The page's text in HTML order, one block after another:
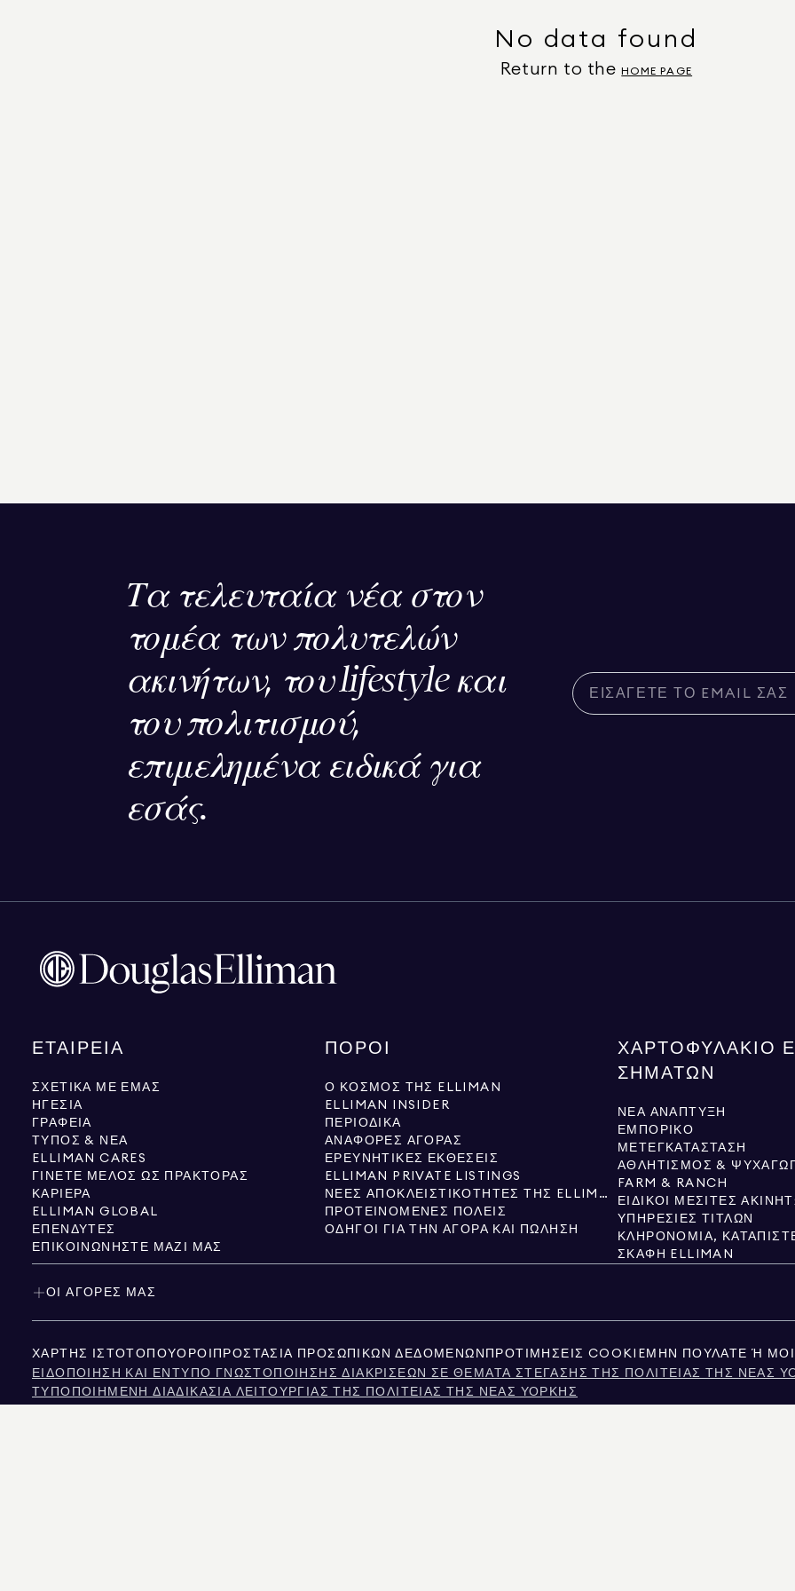
No data found
Return to the HOME PAGE
Τα τελευταία νέα στον
τομέα των πολυτελών
ακινήτων, του lifestyle και
του πολιτισμού,
επιμελημένα ειδικά για
εσάς.
ΕΤΑΙΡΕΊΑ
ΣΧΕΤΙΚΆ ΜΕ ΕΜΆΣ
ΗΓΕΣΊΑ
ΓΡΑΦΕΊΑ
ΤΎΠΟΣ & ΝΈΑ
ELLIMAN CARES
ΓΊΝΕΤΕ ΜΈΛΟΣ ΩΣ ΠΡΆΚΤΟΡΑΣ
ΚΑΡΙΈΡΑ
ELLIMAN GLOBAL
ΕΠΕΝΔΥΤΈΣ
ΕΠΙΚΟΙΝΩΝΉΣΤΕ ΜΑΖΊ ΜΑΣ
ΠΌΡΟΙ
Ο ΚΌΣΜΟΣ ΤΗΣ ELLIMAN
ELLIMAN INSIDER
ΠΕΡΙΟΔΙΚΆ
ΑΝΑΦΟΡΈΣ ΑΓΟΡΆΣ
ΕΡΕΥΝΗΤΙΚΈΣ ΕΚΘΈΣΕΙΣ
ELLIMAN PRIVATE LISTINGS
ΝΈΕΣ ΑΠΟΚΛΕΙΣΤΙΚΌΤΗΤΕΣ ΤΗΣ ELLIMAN
ΠΡΟΤΕΙΝΌΜΕΝΕΣ ΠΌΛΕΙΣ
ΟΔΗΓΟΊ ΓΙΑ ΤΗΝ ΑΓΟΡΆ ΚΑΙ ΠΏΛΗΣΗ
ΧΑΡΤΟΦΥΛΆΚΙΟ
ΣΗΜΆΤΩΝ
ΝΈΑ ΑΝΆΠΤΥΞΗ
ΕΜΠΟΡΙΚΌ
ΜΕΤΕΓΚΑΤΆΣΤΑΣΗ
ΑΘΛΗΤΙΣΜΌΣ &
FARM & RANCH
ΕΙΔΙΚΟΊ ΜΕΣΊΤΕΣ
ΥΠΗΡΕΣΊΕΣ ΤΊΤΛΩΝ
ΣΚΆΦΗ ELLIMAN
ΟΙ ΑΓΟΡΈΣ ΜΑΣ
ΧΆΡΤΗΣ ΙΣΤΌΤΟΠΟΥΌΡΟΙ ΠΡΟΣΤΑΣΊΑ ΠΡΟΣΩΠΙΚΏΝ ΔΕΔΟΜΈΝΩΝ ΠΡΟΤΙΜΉΣΕΙΣ COOKIE ΜΗΝ ΠΟΥΛΆΤΕ Ή
ΕΙΔΟΠΟΊΗΣΗ ΚΑΙ ΈΝΤΥΠΟ ΓΝΩΣΤΟΠΟΊΗΣΗΣ ΔΙΑΚΡΊΣΕΩΝ ΣΕ ΘΈΜΑΤΑ ΣΤΈΓΑΣΗΣ ΤΗΣ ΠΟΛΙΤΕΊΑΣ ΤΗΣ ΝΈΑΣ
ΤΥΠΟΠΟΙΗΜΈΝΗ ΔΙΑΔΙΚΑΣΊΑ ΛΕΙΤΟΥΡΓΊΑΣ ΤΗΣ ΠΟΛΙΤΕΊΑΣ ΤΗΣ ΝΈΑΣ ΥΌΡΚΗΣ